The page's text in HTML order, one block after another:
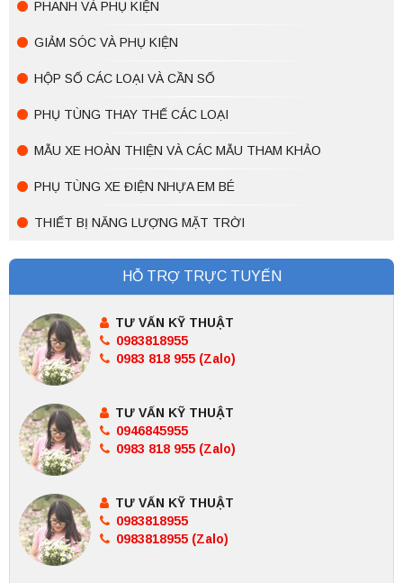
PHANH VÀ PHỤ KIỆN
GIẢM SÓC VÀ PHỤ KIỆN
HỘP SỐ CÁC LOẠI VÀ CẦN SỐ
PHỤ TÙNG THAY THẾ CÁC LOẠI
MẪU XE HOÀN THIỆN VÀ CÁC MẪU THAM KHẢO
PHỤ TÙNG XE ĐIỆN NHỰA EM BÉ
THIẾT BỊ NĂNG LƯỢNG MẶT TRỜI
HỖ TRỢ TRỰC TUYẾN
TƯ VẤN KỸ THUẬT
0983818955
0983 818 955 (Zalo)
TƯ VẤN KỸ THUẬT
0946845955
0983 818 955 (Zalo)
TƯ VẤN KỸ THUẬT
0983818955
0983818955 (Zalo)